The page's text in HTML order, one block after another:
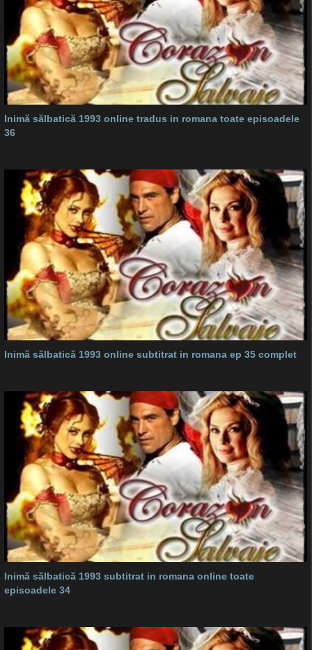
Inimă sălbatică 1993 online tradus in romana toate episoadele
36
Inimă sălbatică 1993 online subtitrat in romana ep 35 complet
Inimă sălbatică 1993 subtitrat in romana online toate
episoadele 34